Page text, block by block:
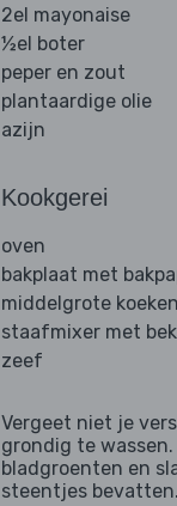
2el mayonaise
½el boter
peper en zout
plantaardige olie
azijn
Kookgerei
oven
bakplaat met
middelgrote
staafmixer met
zeef
Vergeet niet je
grondig te
bladgroenten en
steentjes bevatten.